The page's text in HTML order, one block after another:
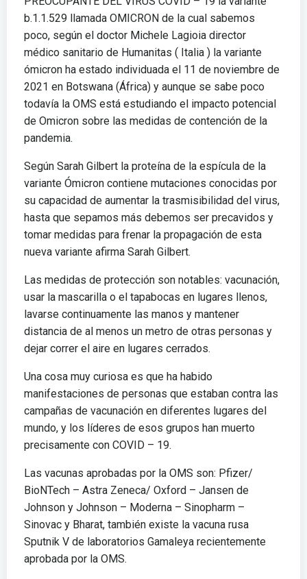
b.1.1.529 llamada OMICRON de la cual sabemos
poco, según el doctor Michele Lagioia director
médico sanitario de Humanitas ( Italia ) la variante
ómicron ha estado individuada el 11 de noviembre de
2021 en Botswana (África) y aunque se sabe poco
todavía la OMS está estudiando el impacto potencial
de Omicron sobre las medidas de contención de la
pandemia.
Según Sarah Gilbert la proteína de la espícula de la
variante Ómicron contiene mutaciones conocidas por
su capacidad de aumentar la trasmisibilidad del virus,
hasta que sepamos más debemos ser precavidos y
tomar medidas para frenar la propagación de esta
nueva variante afirma Sarah Gilbert.
Las medidas de protección son notables: vacunación,
usar la mascarilla o el tapabocas en lugares llenos,
lavarse continuamente las manos y mantener
distancia de al menos un metro de otras personas y
dejar correr el aire en lugares cerrados.
Una cosa muy curiosa es que ha habido
manifestaciones de personas que estaban contra las
campañas de vacunación en diferentes lugares del
mundo, y los líderes de esos grupos han muerto
precisamente con COVID – 19.
Las vacunas aprobadas por la OMS son: Pfizer/
BioNTech – Astra Zeneca/ Oxford – Jansen de
Johnson y Johnson – Moderna – Sinopharm –
Sinovac y Bharat, también existe la vacuna rusa
Sputnik V de laboratorios Gamaleya recientemente
aprobada por la OMS.